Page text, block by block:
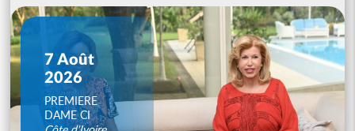
7 Août
2026
PREMIERE
DAME CI